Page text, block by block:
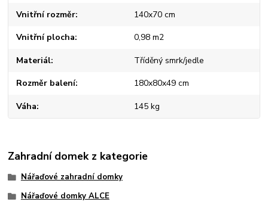
Vnitřní rozměr 140x70 cm
Vnitřní plocha 0,98 m2
Materiál Tříděný smrk/jedle
Rozměr balení 180x80x49 cm
Váha 145 kg
Zahradní domek z kategorie
Nářaďové zahradní domky
Nářaďové domky ALCE